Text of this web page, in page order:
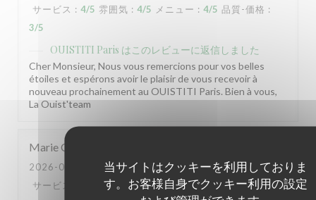
当サイトはクッキーを利用しておりま
す。お客様自身でクッキー利用の設定
サービス : 4/5 雰囲気 : 4/5 メニュー : 4/5 品質-価格 :
3/5
OUISTITI Paris はこのレビューに返信しました
Cher Monsieur, Nous vous remercions pour vos belles
étoiles et espérons avoir le plaisir de vous recevoir à
nouveau prochainement au OUISTITI Paris. Bien à vous,
La Ouist'team
MarieC
2026-07-18
- 19:30 - ゲスト 40
サービス
雰囲気 : 5/5 メニュー: 5/5 品質-価格: